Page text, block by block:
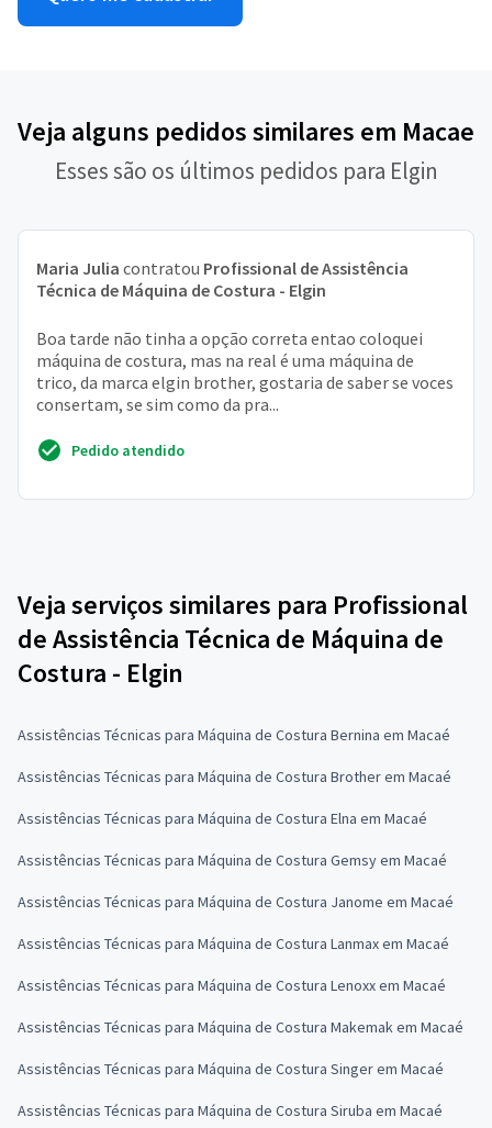
Veja alguns pedidos similares em Macae
Esses são os últimos pedidos para Elgin
Maria Julia contratou Profissional de Assistência
Técnica de Máquina de Costura - Elgin
Boa tarde não tinha a opção correta entao coloquei
máquina de costura, mas na real é uma máquina de
trico, da marca elgin brother, gostaria de saber se voces
consertam, se sim como da pra...
Pedido atendido
Veja serviços similares para Profissional
de Assistência Técnica de Máquina de
Costura - Elgin
Assistências Técnicas para Máquina de Costura Bernina em Macaé
Assistências Técnicas para Máquina de Costura Brother em Macaé
Assistências Técnicas para Máquina de Costura Elna em Macaé
Assistências Técnicas para Máquina de Costura Gemsy em Macaé
Assistências Técnicas para Máquina de Costura Janome em Macaé
Assistências Técnicas para Máquina de Costura Lanmax em Macaé
Assistências Técnicas para Máquina de Costura Lenoxx em Macaé
Assistências Técnicas para Máquina de Costura Makemak em Macaé
Assistências Técnicas para Máquina de Costura Singer em Macaé
Assistências Técnicas para Máquina de Costura Siruba em Macaé